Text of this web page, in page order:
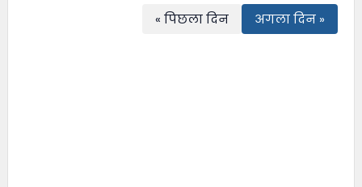
« पिछला दिन अगला दिन »